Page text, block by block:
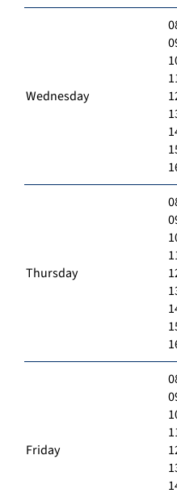
Wednesday
Thursday
Friday